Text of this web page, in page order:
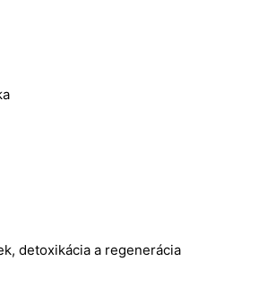
detoxikácia a regenerácia